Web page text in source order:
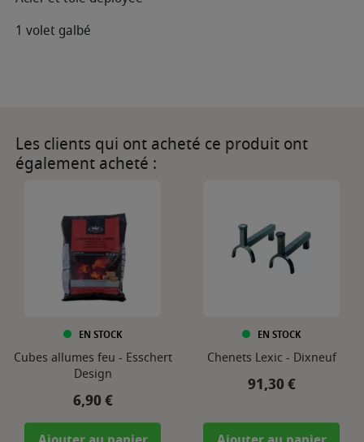
1 volet galbé
Les clients qui ont acheté ce produit ont
également acheté :
EN STOCK
Cubes allumes feu - Esschert
Design
Prix
6,90 €
EN STOCK
Chenets Lexic - Dixneuf
Prix
91,30 €